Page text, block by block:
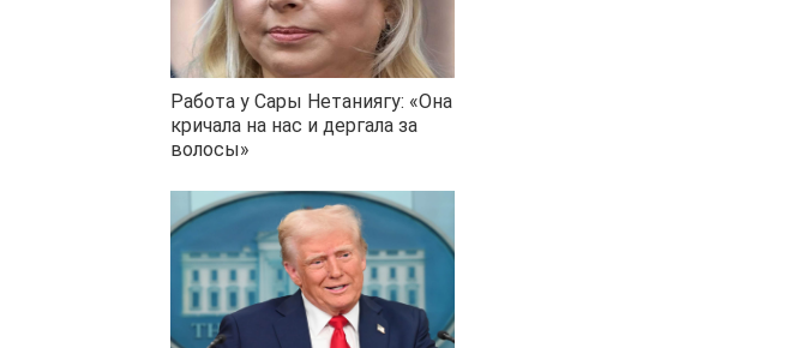
Работа у Сары Нетаниягу: «Она
кричала на нас и дергала за
волосы»